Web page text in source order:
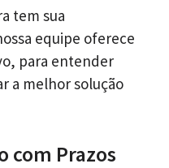
tem sua
equipe oferece
para entender
a melhor solução
Prazos